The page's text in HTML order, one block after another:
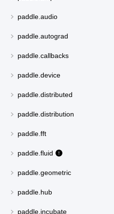
paddle.audio
paddle.autograd
paddle.callbacks
paddle.device
paddle.distributed
paddle.distribution
paddle.fft
paddle.fluid
paddle.geometric
paddle.hub
paddle.incubate